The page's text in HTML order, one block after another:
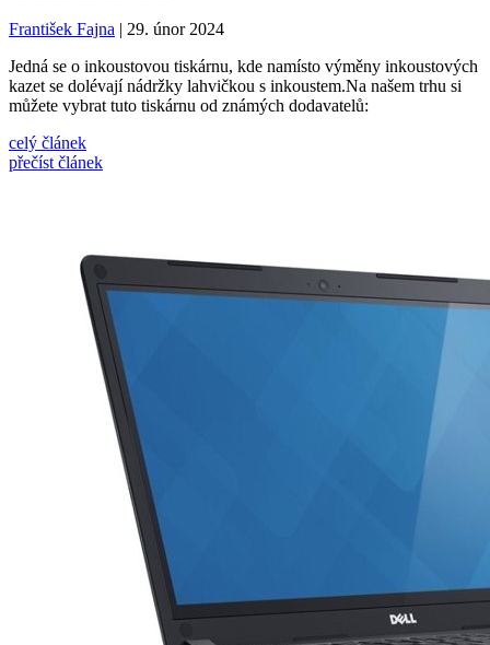
František Fajna| 29. únor 2024
Jedná se o inkoustovou tiskárnu, kde namísto výměny inkoustových
kazet se dolévají nádržky lahvičkou s inkoustem.Na našem trhu si
můžete vybrat tuto tiskárnu od známých dodavatelů:
celý článek
přečíst článek